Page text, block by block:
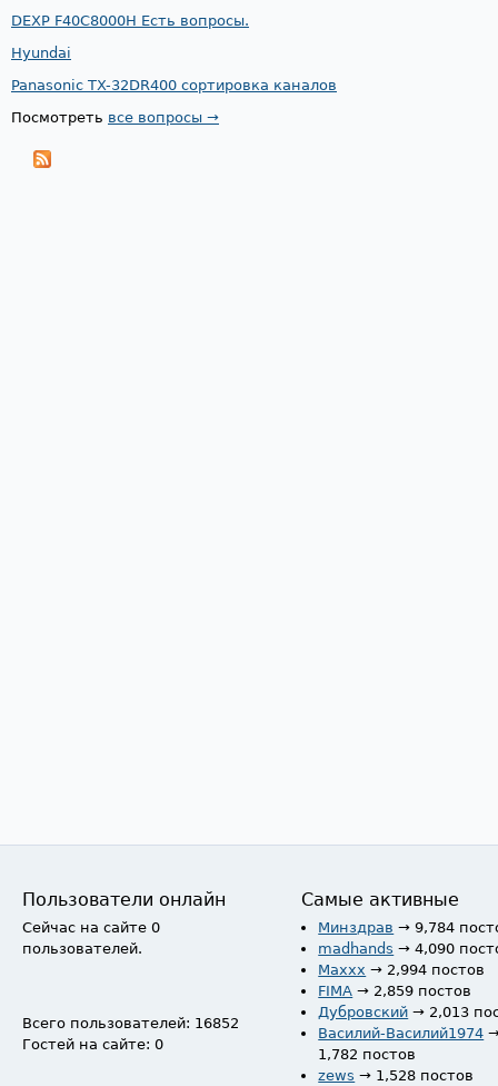
DEXP F40C8000H Есть вопросы.
Hyundai
Panasonic TX-32DR400 сортировка каналов
Посмотреть все вопросы →
Пользователи онлайн
Сейчас на сайте 0
пользователей.
Всего пользователей: 16852
Гостей на сайте: 0
Самые активные
Минздрав → 9,784
madhands → 4,090
Maxxx → 2,994 постов
FIMA → 2,859 постов
Дубровский → 2,013
Василий-Василий1974
1,782 постов
zews → 1,528 постов